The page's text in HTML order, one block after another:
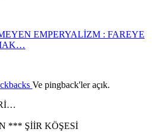
EMPERYALİZM : FAREYE
Ve pingback'ler açık.
*** ŞİİR KÖŞESİ